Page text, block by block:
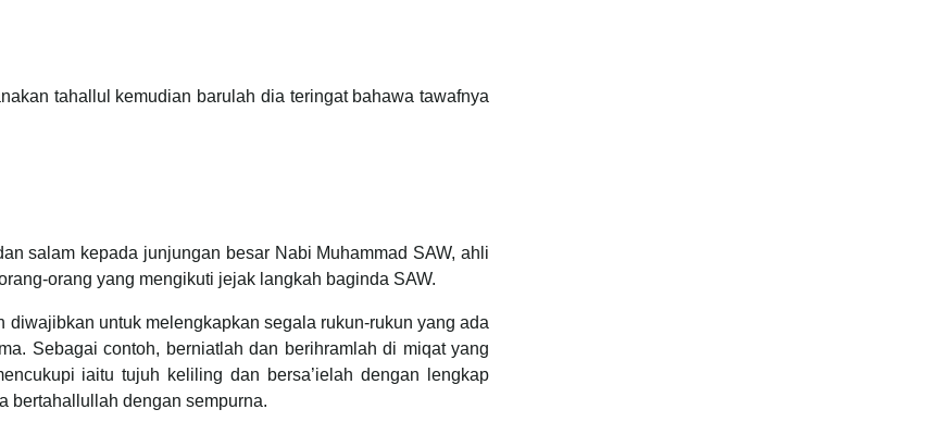
tahallul kemudian barulah dia teringat bahawa tawafnya
salam kepada junjungan besar Nabi Muhammad SAW, ahli
orang yang mengikuti jejak langkah baginda SAW.
untuk melengkapkan segala rukun-rukun yang ada
Sebagai contoh, berniatlah dan berihramlah di miqat yang
iaitu tujuh keliling dan bersa’ielah dengan lengkap
bertahallullah dengan sempurna.